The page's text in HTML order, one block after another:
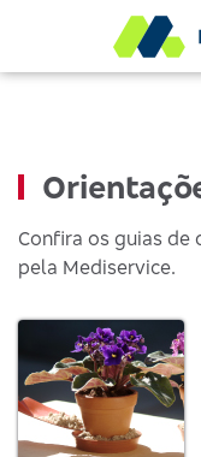
Confira os guias
pela Mediservice.